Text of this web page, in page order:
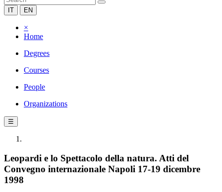
IT EN
×
Home
Degrees
Courses
People
Organizations
☰
Leopardi e lo Spettacolo della natura. Atti del
Convegno internazionale Napoli 17-19 dicembre
1998